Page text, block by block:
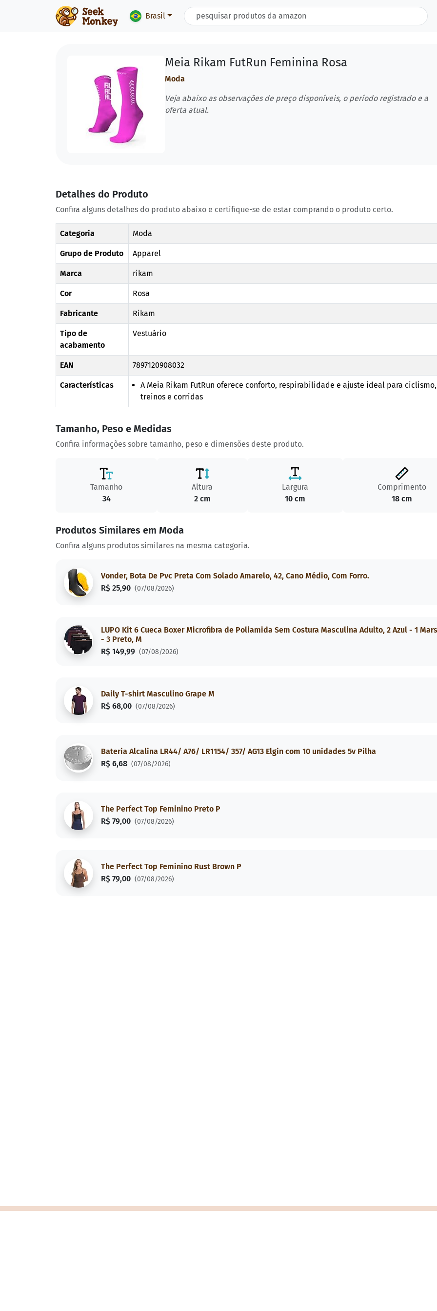
Brasil
Meia Rikam FutRun Feminina Rosa
Moda
Veja abaixo as observações de preço disponíveis, o período registrado e a
oferta atual.
Detalhes do Produto
Confira alguns detalhes do produto abaixo e certifique-se de estar comprando o produto certo.
Categoria Moda
Grupo de Produto Apparel
Marca rikam
Cor Rosa
Fabricante Rikam
Tipo de
acabamento
Vestuário
EAN 7897120908032
Características
A Meia Rikam FutRun oferece conforto, respirabilidade e ajuste ideal para ciclismo,
treinos e corridas
Tamanho, Peso e Medidas
Confira informações sobre tamanho, peso e dimensões deste produto.
Tamanho
34
Altura
2 cm
Largura
10 cm
Comprimento
18 cm
Produtos Similares em Moda
Confira alguns produtos similares na mesma categoria.
Vonder, Bota De Pvc Preta Com Solado Amarelo, 42, Cano Médio, Com Forro.
R$ 25,90 (07/08/2026)
LUPO Kit 6 Cueca Boxer Microfibra de Poliamida Sem Costura Masculina Adulto, 2 Azul - 1
- 3 Preto, M
R$ 149,99 (07/08/2026)
Daily T-shirt Masculino Grape M
R$ 68,00 (07/08/2026)
Bateria Alcalina LR44/ A76/ LR1154/ 357/ AG13 Elgin com 10 unidades 5v Pilha
R$ 6,68 (07/08/2026)
The Perfect Top Feminino Preto P
R$ 79,00 (07/08/2026)
The Perfect Top Feminino Rust Brown P
R$ 79,00 (07/08/2026)